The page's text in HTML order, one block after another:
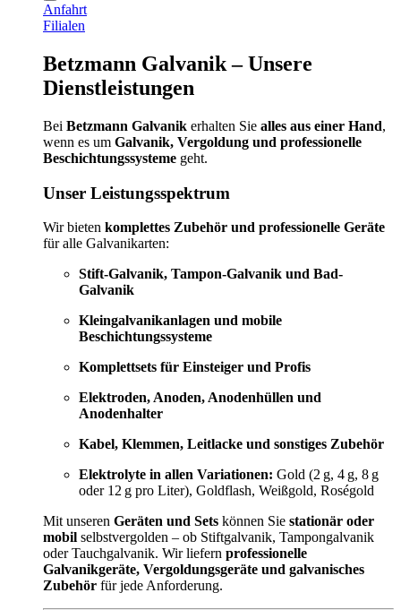
Anfahrt
Filialen
Betzmann Galvanik – Unsere
Dienstleistungen
Bei Betzmann Galvanik erhalten Sie alles aus einer Hand,
wenn es um Galvanik, Vergoldung und professionelle
Beschichtungssysteme geht.
Unser Leistungsspektrum
Wir bieten komplettes Zubehör und professionelle Geräte
für alle Galvanikarten:
Stift-Galvanik, Tampon-Galvanik und Bad-
Galvanik
Kleingalvanikanlagen und mobile
Beschichtungssysteme
Komplettsets für Einsteiger und Profis
Elektroden, Anoden, Anodenhüllen und
Anodenhalter
Kabel, Klemmen, Leitlacke und sonstiges Zubehör
Elektrolyte in allen Variationen: Gold (2 g, 4 g, 8 g
oder 12 g pro Liter), Goldflash, Weißgold, Roségold
Mit unseren Geräten und Sets können Sie stationär oder
mobil selbstvergolden – ob Stiftgalvanik, Tampongalvanik
oder Tauchgalvanik. Wir liefern professionelle
Galvanikgeräte, Vergoldungsgeräte und galvanisches
Zubehör für jede Anforderung.